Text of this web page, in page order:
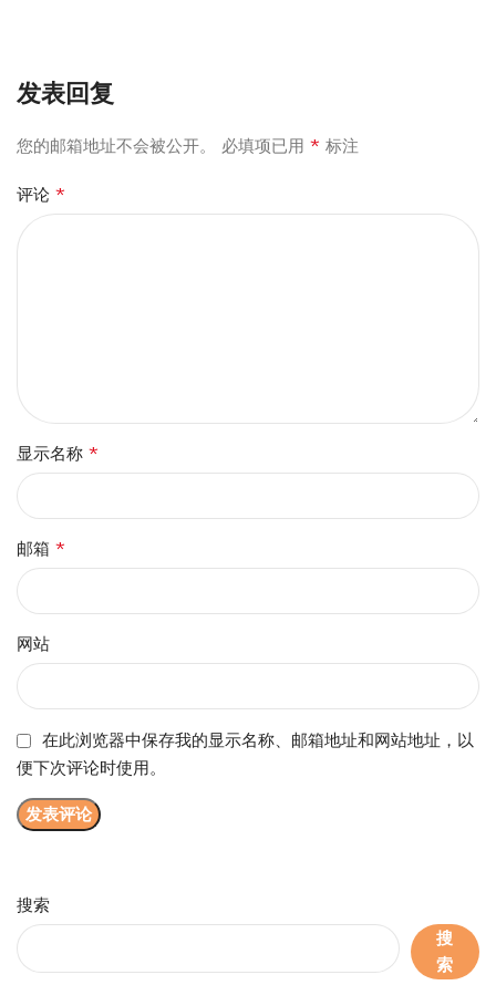
发表回复
您的邮箱地址不会被公开。 必填项已用 * 标注
评论 *
显示名称 *
邮箱 *
网站
在此浏览器中保存我的显示名称、邮箱地址和网站地址，以
便下次评论时使用。
搜索
搜
索